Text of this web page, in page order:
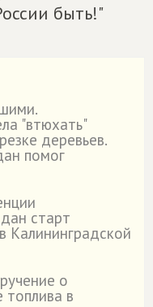
быть!"
"втюхать"
деревьев.
помог
дан старт
Калининградской
о
топлива в